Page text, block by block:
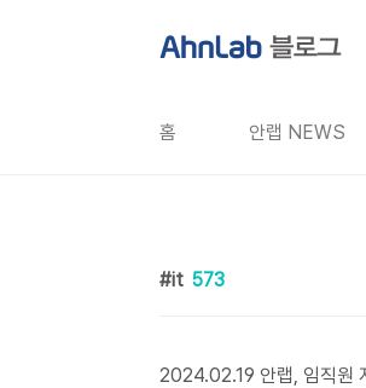
홈 안랩 NEWS
it 573
2024.02.19 안랩, 임직원